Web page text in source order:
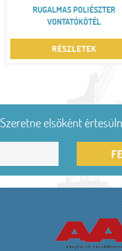
RUGALMAS POLIÉSZTER
VONTATÓKÖTÉL
RÉSZLETEK
Szeretne elsőként